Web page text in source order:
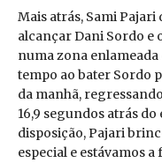
Mais atrás, Sami
alcançar Dani Sordo e
numa zona enlameada
tempo ao bater Sordo
da manhã,
16,9 segundos atrás
disposição, Pajari
especial e estávamos